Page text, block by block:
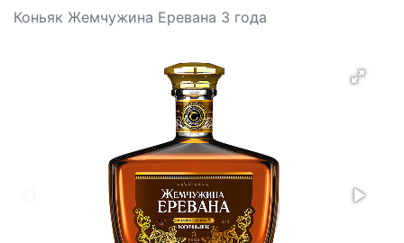
Коньяк Жемчужина Еревана 3 года